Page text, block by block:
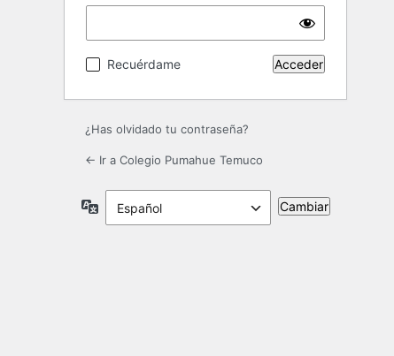
Recuérdame
¿Has olvidado tu contraseña?
← Ir a Colegio Pumahue Temuco
Idioma